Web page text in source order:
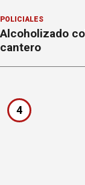
POLICIALES
Alcoholizado
cantero
4